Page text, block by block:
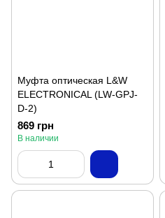
Муфта оптическая L&W
ELECTRONICAL (LW-GPJ-
D-2)
869 грн
В наличии